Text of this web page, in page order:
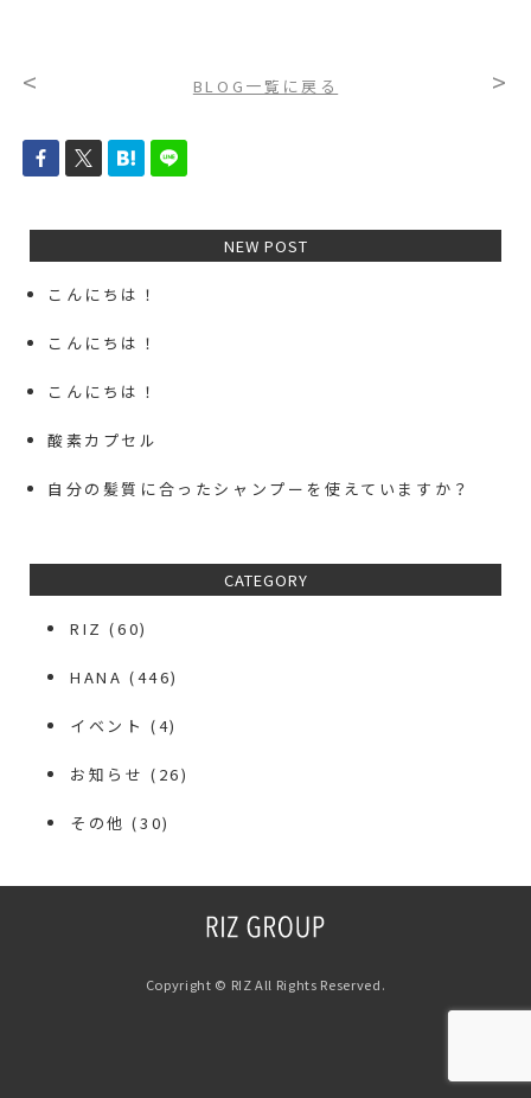
< BLOG一覧に戻る >
NEW POST
こんにちは！
こんにちは！
こんにちは！
酸素カプセル
自分の髪質に合ったシャンプーを使えていますか？
CATEGORY
RIZ (60)
HANA (446)
イベント (4)
お知らせ (26)
その他 (30)
Copyright © RIZ All Rights Reserved.